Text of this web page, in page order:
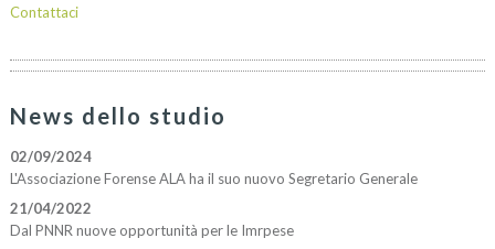
Contattaci
News dello studio
02/09/2024
L'Associazione Forense ALA ha il suo nuovo Segretario Generale
21/04/2022
Dal PNNR nuove opportunità per le Imrpese